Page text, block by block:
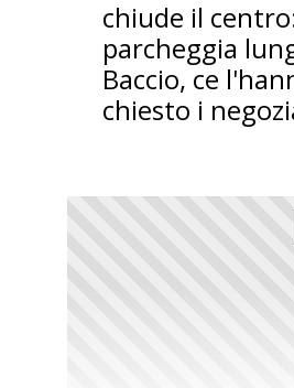
chiude il
parcheggia
Baccio, ce
chiesto i